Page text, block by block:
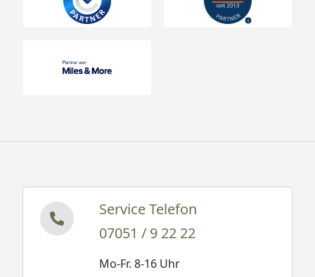
Service Telefon
07051 / 9 22 22
Mo-Fr. 8-16 Uhr